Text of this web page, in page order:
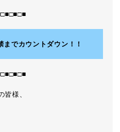
までカウントダウン！！
皆様、